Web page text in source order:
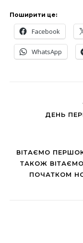
Поширити це:
Facebook
WhatsApp
ДЕНЬ
ВІТАЄМО
ТАКОЖ
ПОЧАТКОМ